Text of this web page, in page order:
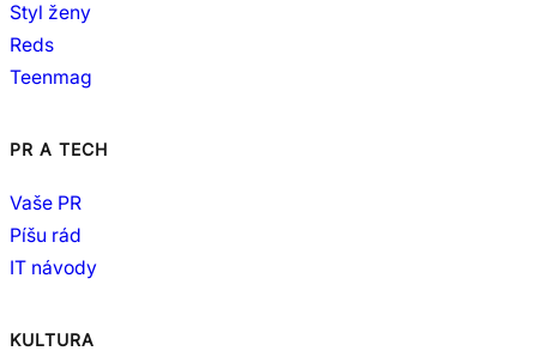
Styl ženy
Reds
Teenmag
PR A TECH
Vaše PR
Píšu rád
IT návody
KULTURA